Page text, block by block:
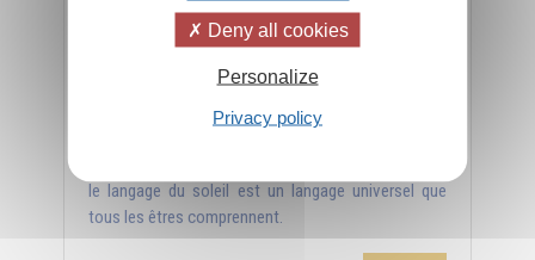
le langage du soleil est un langage universel que
tous les êtres comprennent.
Deny all cookies
Personalize
Privacy policy